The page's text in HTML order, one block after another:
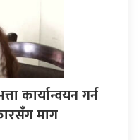
कार्यान्वयन गर्न
माग